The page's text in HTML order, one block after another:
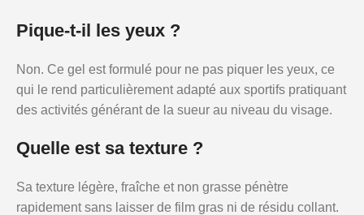
Pique-t-il les yeux ?
Non. Ce gel est formulé pour ne pas piquer les yeux, ce
qui le rend particulièrement adapté aux sportifs pratiquant
des activités générant de la sueur au niveau du visage.
Quelle est sa texture ?
Sa texture légère, fraîche et non grasse pénètre
rapidement sans laisser de film gras ni de résidu collant.